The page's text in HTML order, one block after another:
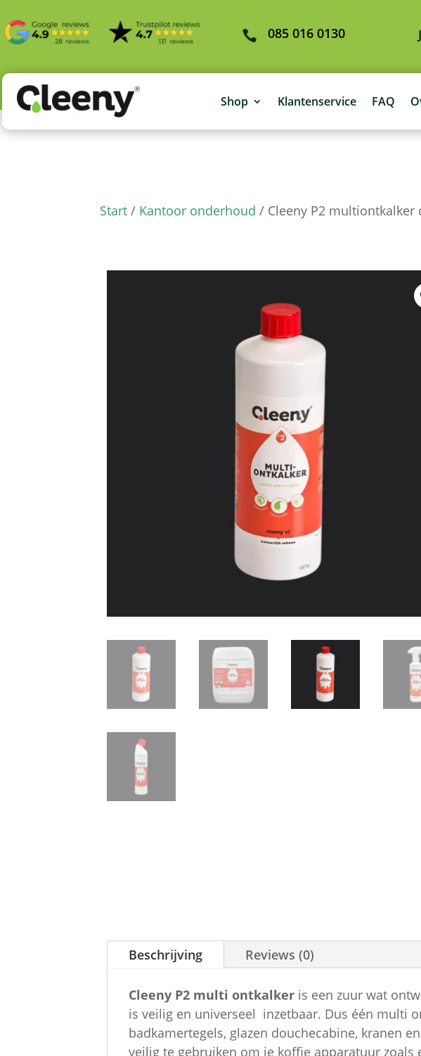
085 016 0130
Shop Klantenservice FAQ
Start / Kantoor onderhoud / Cleeny P2 multiontkalker
Beschrijving Reviews (0)
Cleeny P2 multi ontkalker is een zuur wat
is veilig en universeel inzetbaar. Dus één multi
badkamertegels, glazen douchecabine, kranen
veilig te gebruiken om je koffie apparatuur